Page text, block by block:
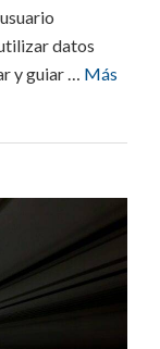
datos
y guiar … Más